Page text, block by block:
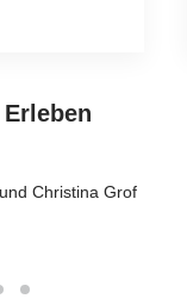
Christina Grof